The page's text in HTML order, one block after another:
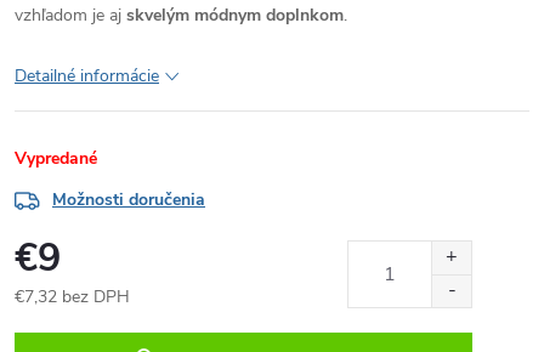
vzhľadom je aj skvelým módnym doplnkom.
Detailné informácie
Vypredané
Možnosti doručenia
€9
€7,32 bez DPH